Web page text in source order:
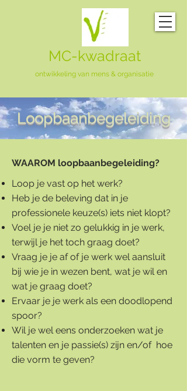
MC-kwadraat
ontwikkeling van mens & organisatie
Loopbaanbegeleiding
WAAROM loopbaanbegeleiding?
Loop je vast op het werk?
Heb je de beleving dat in je
professionele keuze(s) iets niet klopt?
Voel je je niet zo gelukkig in je werk,
terwijl je het toch graag doet?
Vraag je je af of je werk wel aansluit
bij wie je in wezen bent, wat je wil en
wat je graag doet?
Ervaar je je werk als een doodlopend
spoor?
Wil je wel eens onderzoeken wat je
talenten en je passie(s) zijn en/of hoe
die vorm te geven?